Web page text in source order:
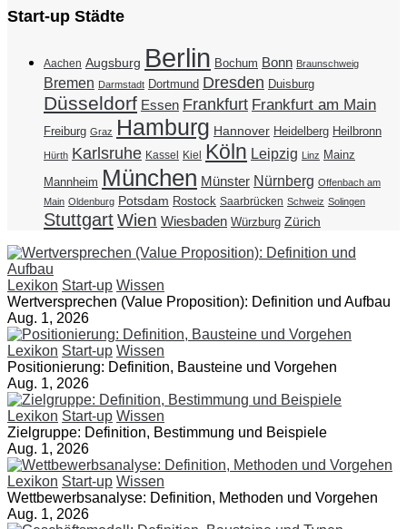
Start-up Städte
Aachen Augsburg Berlin Bochum Bonn Braunschweig
Bremen Darmstadt Dortmund Dresden Duisburg
Düsseldorf Essen Frankfurt Frankfurt am Main
Freiburg Graz Hamburg Hannover Heidelberg Heilbronn
Hürth Karlsruhe Kassel Kiel Köln Leipzig Linz Mainz
Mannheim München Münster Nürnberg Offenbach am
Main Oldenburg Potsdam Rostock Saarbrücken Schweiz Solingen
StuttgartWien Wiesbaden Würzburg Zürich
Lexikon Start-up Wissen
Wertversprechen (Value Proposition): Definition und Aufbau
Aug. 1, 2026
Lexikon Start-up Wissen
Positionierung: Definition, Bausteine und Vorgehen
Aug. 1, 2026
Lexikon Start-up Wissen
Zielgruppe: Definition, Bestimmung und Beispiele
Aug. 1, 2026
Lexikon Start-up Wissen
Wettbewerbsanalyse: Definition, Methoden und Vorgehen
Aug. 1, 2026